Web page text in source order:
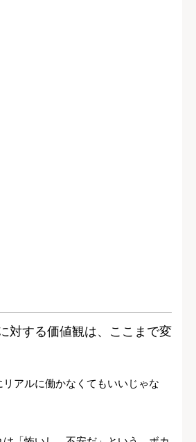
対する価値観は、ここまで変
リアルに働かなくてもいいじゃな